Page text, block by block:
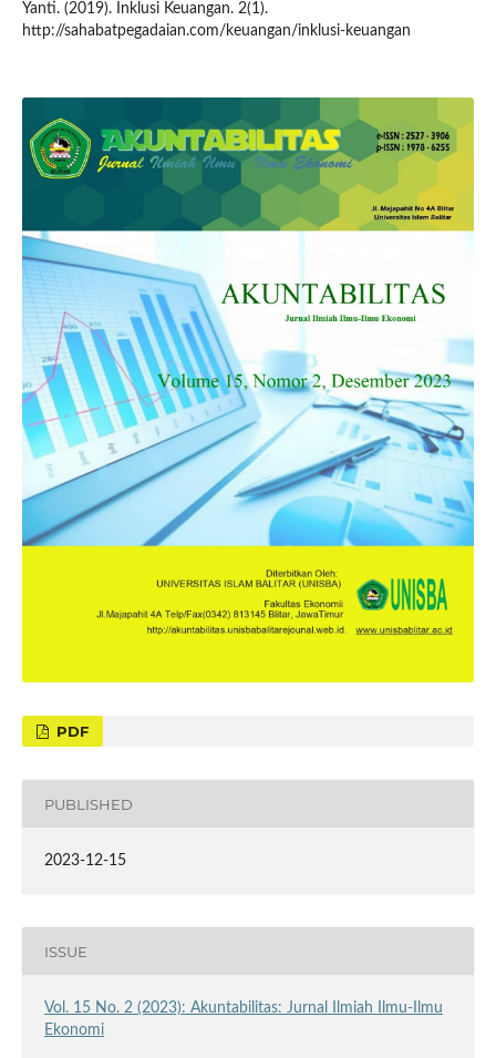
Yanti. (2019). Inklusi Keuangan. 2(1).
http://sahabatpegadaian.com/keuangan/inklusi-keuangan
PDF
PUBLISHED
2023-12-15
ISSUE
Vol. 15 No. 2 (2023): Akuntabilitas: Jurnal Ilmiah Ilmu-Ilmu
Ekonomi